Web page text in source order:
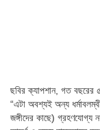
ছবির ক্যাপশান, গত বছরের ৫
“এটা অবশ্যই অন্য
জঙ্গীদের কাছে) গ্রহণযোগ্য